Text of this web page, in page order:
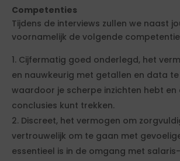
Competenties
Tijdens de interviews zullen we naast
voornamelijk de volgende
Cijfermatig goed onderlegd, het
en nauwkeurig met getallen en data te
waardoor je scherpe inzichten hebt
conclusies kunt trekken.
Discreet, het vermogen om
vertrouwelijk om te gaan met
essentieel is in de omgang met